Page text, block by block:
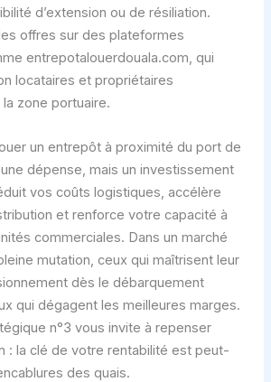
d’extension ou de résiliation.
offres sur des plateformes
entrepotalouerdouala.com, qui
locataires et propriétaires
zone portuaire.
un entrepôt à proximité du port de
une dépense, mais un investissement
vos coûts logistiques, accélère
et renforce votre capacité à
commerciales. Dans un marché
mutation, ceux qui maîtrisent leur
dès le débarquement
qui dégagent les meilleures marges.
n°3 vous invite à repenser
: la clé de votre rentabilité est peut-
des quais.